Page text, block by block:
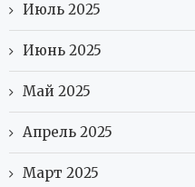
Июль 2025
Июнь 2025
Май 2025
Апрель 2025
Март 2025